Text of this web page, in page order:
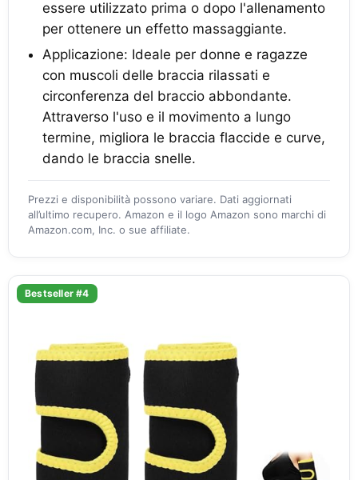
essere utilizzato prima o dopo l'allenamento
per ottenere un effetto massaggiante.
Applicazione: Ideale per donne e ragazze
con muscoli delle braccia rilassati e
circonferenza del braccio abbondante.
Attraverso l'uso e il movimento a lungo
termine, migliora le braccia flaccide e curve,
dando le braccia snelle.
Prezzi e disponibilità possono variare. Dati aggiornati
all’ultimo recupero. Amazon e il logo Amazon sono marchi di
Amazon.com, Inc. o sue affiliate.
Bestseller #4